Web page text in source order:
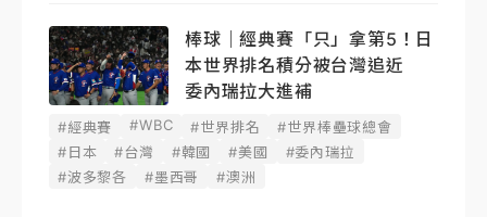
棒球｜經典賽「只」拿第5！日
本世界排名積分被台灣追近
委內瑞拉大進補
#經典賽 #WBC #世界排名
#世界棒壘球總會
#日本
#台灣 #韓國 #美國
#委內瑞拉
#波多黎各
#墨西哥 #澳洲